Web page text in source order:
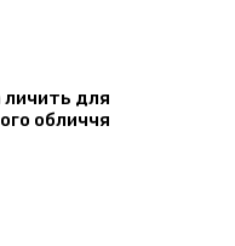
для
обличчя